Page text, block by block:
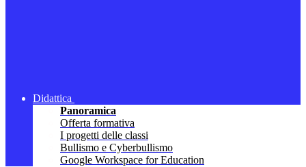
Didattica
Panoramica
Offerta formativa
I progetti delle classi
Bullismo e Cyberbullismo
Google Workspace for Education